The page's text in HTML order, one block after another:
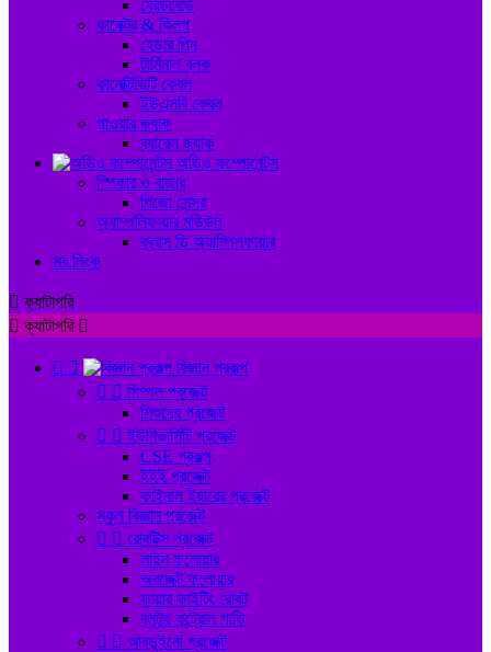
ব্রেডবোর্ড
কানেক্টর & ক্লিপ
হেডার পিন
টার্মিনাল ব্লক
কানেক্টিভিটি কেবল
ইউএসবি কেবল
পাওয়ার জ্যাক
ব্যারেল জ্যাক
অডিও কম্পোনেন্টস
স্পিকার ও বাজার
পিজো সেন্সর
অ্যাম্পলিফায়ার মডিউল
ক্লাস ডি অ্যাম্প্লিফায়ার
সব লিংক
 ক্যাটাগরি
 ক্যাটাগরি 
 
বিজ্ঞান প্রকল্প
  সিম্পল প্রজেক্ট
শিশুদের প্রজেক্ট
  ইউনিভার্সিটি প্রজেক্ট
CSE প্রকল্প
ইইই প্রজেক্ট
ফাইনাল ইয়ারের প্রজেক্ট
স্কুল বিজ্ঞান প্রজেক্ট
  রোবটিক্স প্রজেক্ট
লাইন ফলোয়ার
অবজেক্ট ফলোয়ার
ফায়ার ফাইটিং রোবট
ব্লুটুথ কন্ট্রোল গাড়ি
  আরডুইনো প্রজেক্ট